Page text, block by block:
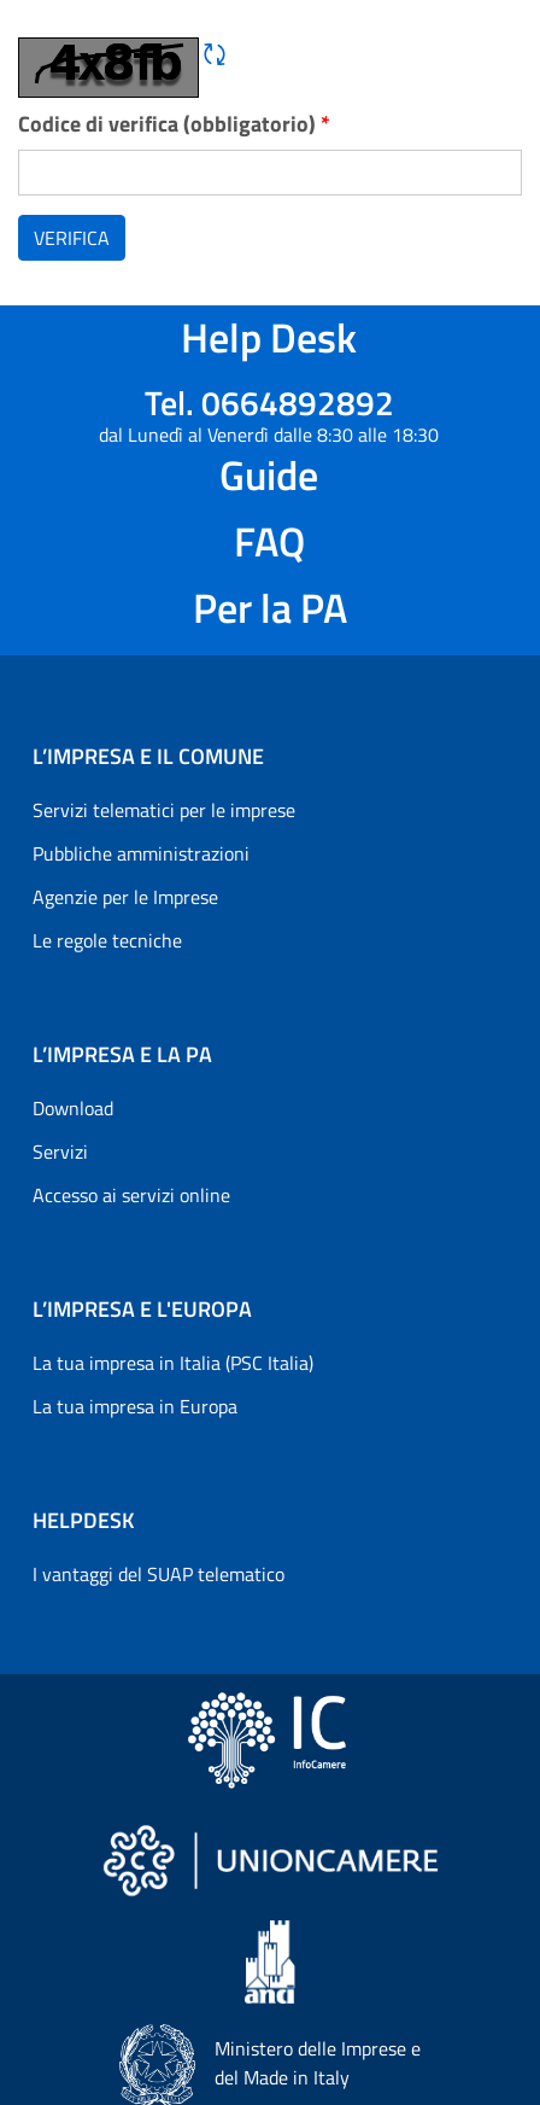
Rigene CAPTCHA
Codice di verifica (obbligatorio) *
VERIFICA
Help Desk
Tel. 0664892892
dal Lunedì al Venerdì dalle 8:30 alle 18:30
Guide
FAQ
Per la PA
L’IMPRESA E IL COMUNE
Servizi telematici per le imprese
Pubbliche amministrazioni
Agenzie per le Imprese
Le regole tecniche
L’IMPRESA E LA PA
Download
Servizi
Accesso ai servizi online
L’IMPRESA E L'EUROPA
La tua impresa in Italia (PSC Italia)
La tua impresa in Europa
HELPDESK
I vantaggi del SUAP telematico
Ministero delle Imprese e
del Made in Italy